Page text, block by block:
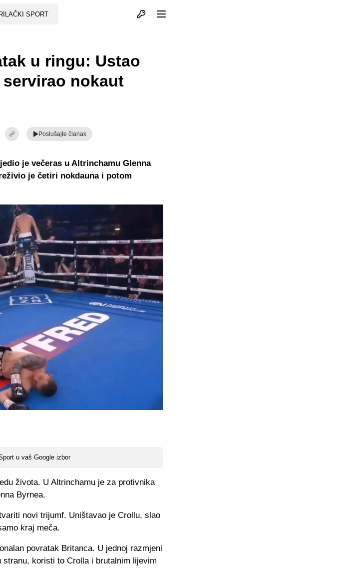
SPORT Otvori profil
u ringu: Ustao
nokaut
Poslušajte članak
u vaš Google izbor
je večeras u Altrinchamu Glenna
je četiri nokdauna i potom
života. U Altrinchamu je za protivnika
Byrnea.
novi trijumf. Uništavao je Crollu, slao
kraj meča.
povratak Britanca. U jednoj razmjeni
koristi to Crolla i brutalnim lijevim